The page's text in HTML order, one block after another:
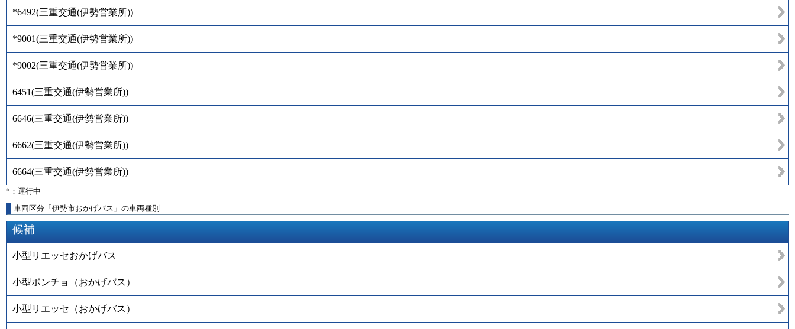
*6492(三重交通(伊勢営業所))
*9001(三重交通(伊勢営業所))
*9002(三重交通(伊勢営業所))
6451(三重交通(伊勢営業所))
6646(三重交通(伊勢営業所))
6662(三重交通(伊勢営業所))
6664(三重交通(伊勢営業所))
*：運行中
車両区分「伊勢市おかげバス」の車両種別
候補
小型リエッセおかげバス
小型ポンチョ（おかげバス）
小型リエッセ（おかげバス）